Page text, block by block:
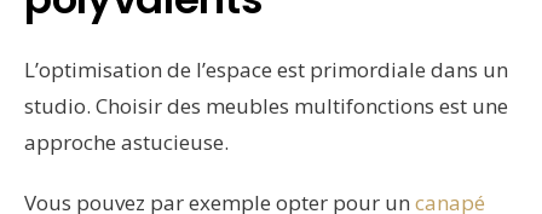
L’optimisation de l’espace est primordiale dans un
studio. Choisir des meubles multifonctions est une
approche astucieuse.
Vous pouvez par exemple opter pour un canapé